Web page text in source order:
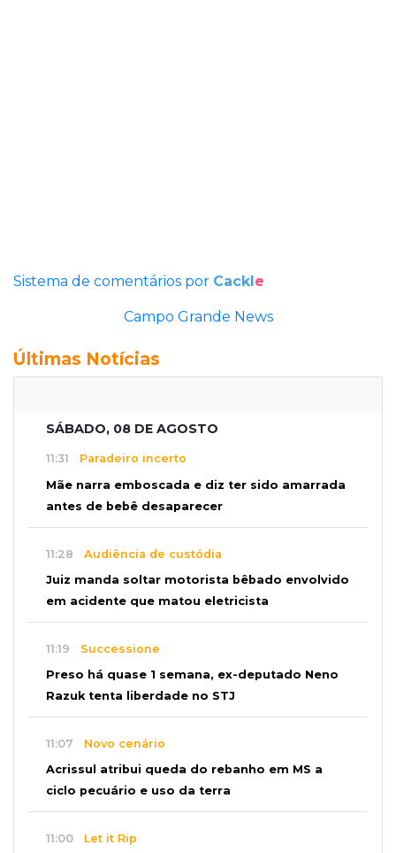
Sistema de comentários por Cackle
Campo Grande News
Últimas Notícias
SÁBADO, 08 DE AGOSTO
11:31 Paradeiro incerto
Mãe narra emboscada e diz ter sido amarrada
antes de bebê desaparecer
11:28 Audiência de custódia
Juiz manda soltar motorista bêbado envolvido
em acidente que matou eletricista
11:19 Successione
Preso há quase 1 semana, ex-deputado Neno
Razuk tenta liberdade no STJ
11:07 Novo cenário
Acrissul atribui queda do rebanho em MS a
ciclo pecuário e uso da terra
11:00 Let it Rip